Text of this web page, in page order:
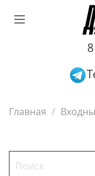
Главная